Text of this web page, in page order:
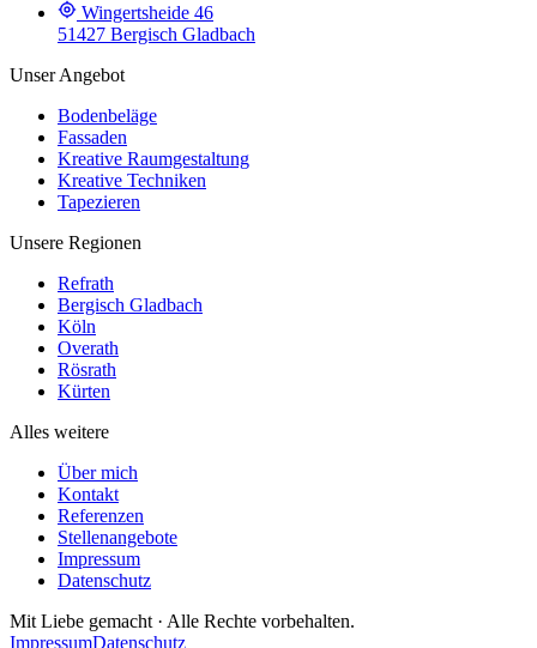
Wingertsheide 46
51427 Bergisch Gladbach
Unser Angebot
Bodenbeläge
Fassaden
Kreative Raumgestaltung
Kreative Techniken
Tapezieren
Unsere Regionen
Refrath
Bergisch Gladbach
Köln
Overath
Rösrath
Kürten
Alles weitere
Über mich
Kontakt
Referenzen
Stellenangebote
Impressum
Datenschutz
Mit Liebe gemacht · Alle Rechte vorbehalten.
ImpressumDatenschutz